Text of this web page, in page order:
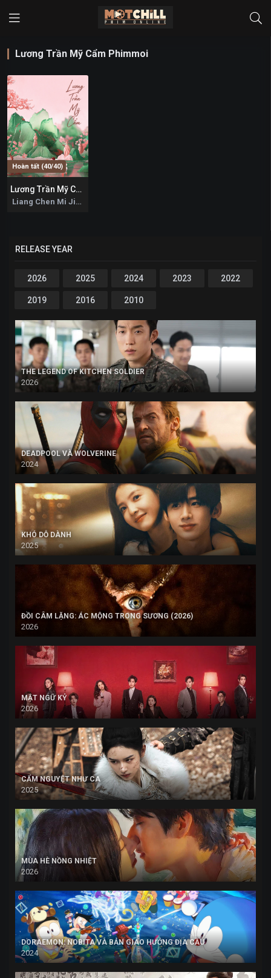
Lương Trần Mỹ Cẩm Phimmoi
Hoàn tất (40/40)
0
Lương Trần Mỹ Cẩm
Liang Chen Mi Jin 2026
RELEASE YEAR
2026 2025 2024 2023 2022
2019 2016 2010
THE LEGEND OF KITCHEN SOLDIER
2026
DEADPOOL VÀ WOLVERINE
2024
KHÓ DỖ DÀNH
2025
ĐỒI CÂM LẶNG: ÁC MỘNG TRONG SƯƠNG (2026)
2026
MẬT NGỮ KỶ
2026
CẨM NGUYỆT NHƯ CA
2025
MÙA HÈ NỒNG NHIỆT
2026
DORAEMON: NOBITA VÀ BẢN GIAO HƯỞNG ĐỊA CẦU
2024